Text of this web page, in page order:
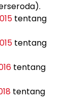
tentang
tentang
tentang
tentang